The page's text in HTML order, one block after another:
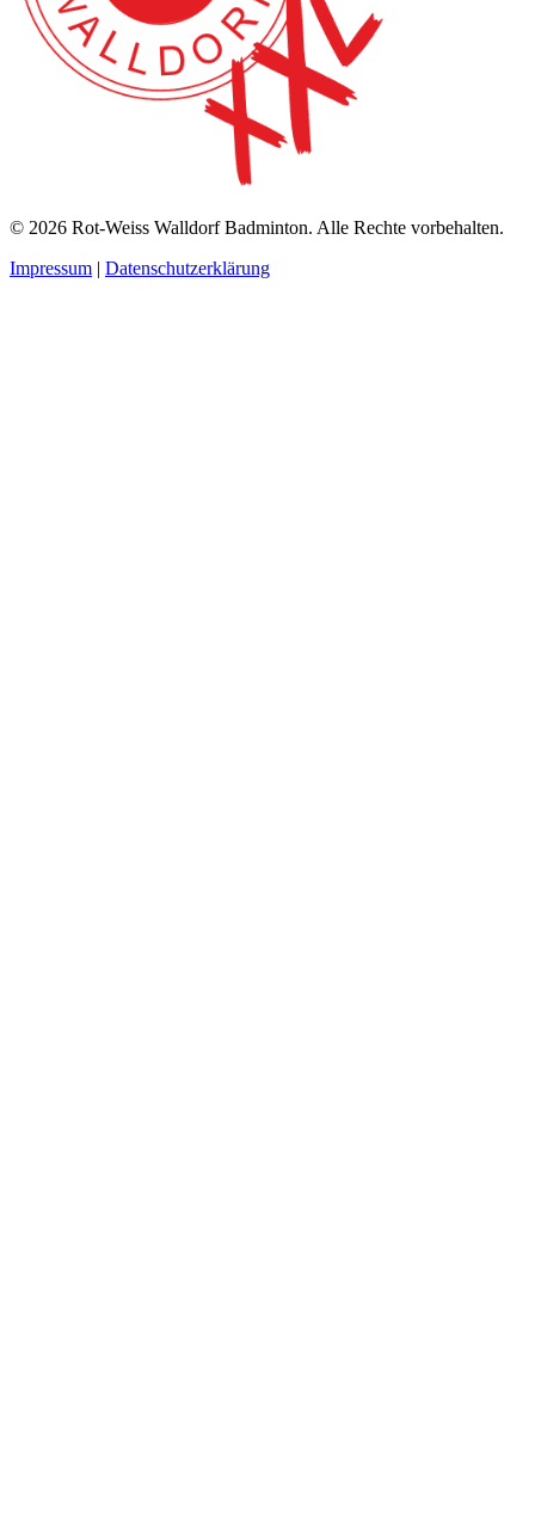
© 2026 Rot-Weiss Walldorf Badminton. Alle Rechte vorbehalten.
Impressum | Datenschutzerklärung